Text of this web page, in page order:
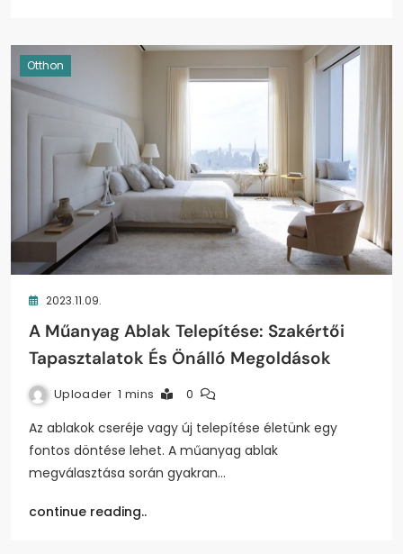
Otthon
2023.11.09.
A Műanyag Ablak Telepítése: Szakértői
Tapasztalatok És Önálló Megoldások
Uploader 1 mins 0
Az ablakok cseréje vagy új telepítése életünk egy
fontos döntése lehet. A műanyag ablak
megválasztása során gyakran…
continue reading..